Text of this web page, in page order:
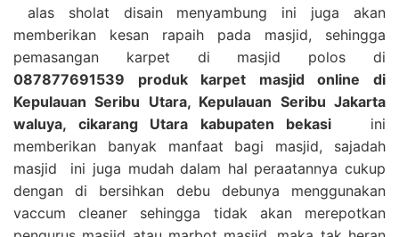
alas sholat disain menyambung ini juga akan
memberikan kesan rapaih pada masjid, sehingga
pemasangan karpet di masjid polos di
087877691539 produk karpet masjid online di
Kepulauan Seribu Utara, Kepulauan Seribu Jakarta
waluya, cikarang Utara kabupaten bekasi ini
memberikan banyak manfaat bagi masjid, sajadah
masjid ini juga mudah dalam hal peraatannya cukup
dengan di bersihkan debu debunya menggunakan
vaccum cleaner sehingga tidak akan merepotkan